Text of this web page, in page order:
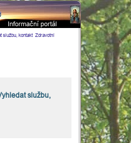
Informační portál
službu, kontakt Zdravotní
službu,